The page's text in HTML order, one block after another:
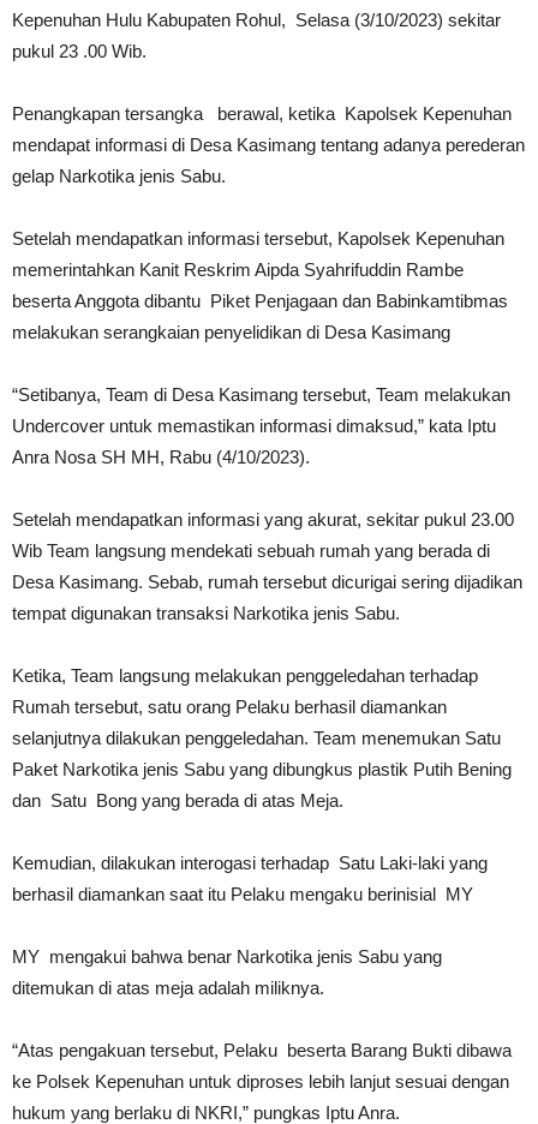
Kepenuhan Hulu Kabupaten Rohul, Selasa (3/10/2023) sekitar
pukul 23 .00 Wib.
Penangkapan tersangka berawal, ketika Kapolsek Kepenuhan
mendapat informasi di Desa Kasimang tentang adanya perederan
gelap Narkotika jenis Sabu.
Setelah mendapatkan informasi tersebut, Kapolsek Kepenuhan
memerintahkan Kanit Reskrim Aipda Syahrifuddin Rambe
beserta Anggota dibantu Piket Penjagaan dan Babinkamtibmas
melakukan serangkaian penyelidikan di Desa Kasimang
“Setibanya, Team di Desa Kasimang tersebut, Team melakukan
Undercover untuk memastikan informasi dimaksud,” kata Iptu
Anra Nosa SH MH, Rabu (4/10/2023).
Setelah mendapatkan informasi yang akurat, sekitar pukul 23.00
Wib Team langsung mendekati sebuah rumah yang berada di
Desa Kasimang. Sebab, rumah tersebut dicurigai sering dijadikan
tempat digunakan transaksi Narkotika jenis Sabu.
Ketika, Team langsung melakukan penggeledahan terhadap
Rumah tersebut, satu orang Pelaku berhasil diamankan
selanjutnya dilakukan penggeledahan. Team menemukan Satu
Paket Narkotika jenis Sabu yang dibungkus plastik Putih Bening
dan Satu Bong yang berada di atas Meja.
Kemudian, dilakukan interogasi terhadap Satu Laki-laki yang
berhasil diamankan saat itu Pelaku mengaku berinisial MY
MY mengakui bahwa benar Narkotika jenis Sabu yang
ditemukan di atas meja adalah miliknya.
“Atas pengakuan tersebut, Pelaku beserta Barang Bukti dibawa
ke Polsek Kepenuhan untuk diproses lebih lanjut sesuai dengan
hukum yang berlaku di NKRI,” pungkas Iptu Anra.